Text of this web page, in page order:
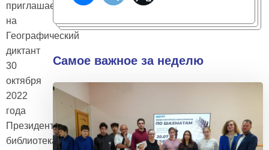
приглашает
на
Географический
диктант
30
октября
2022
года
Президентская
библиотека,
Самое важное за неделю